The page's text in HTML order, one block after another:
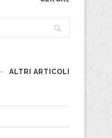
ALTRI ARTICOLI